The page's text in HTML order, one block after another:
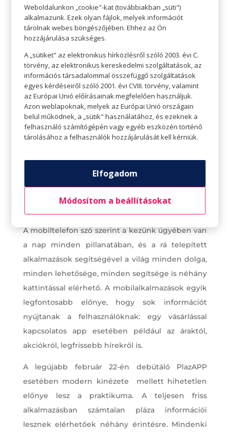
mindenre létezik egy mobil alkalmazás, a
legújabb, legfrissebb aktualitásokra is, és erre
szükség is van, hiszen az emberek nagy része
problémájára.
A mobiltelefon szó szerint a kezünk ügyében van
a nap minden pillanatában, és a rá telepített
alkalmazások segítségével a világ minden dolga,
minden lehetősége, minden segítsége is néhány
kattintással elérhető. A mobilalkalmazások egyik
legfontosabb előnye, hogy sok információt
nyújtanak a felhasználóknak: egy vásárlással
kapcsolatos app esetében például az áraktól,
akciókról, legfrissebb hírekről is.
A legújabb február 22-én debütáló PlazAPP
esetében modern kinézete mellett hihetetlen
előnye lesz a praktikuma. A teljesen friss
alkalmazásban számtalan pláza információi
lesznek elérhetőek néhány érintésre. Mindenki
Weboldalunkon „cookie"-kat (továbbiakban „süti")
alkalmazunk. Ezek olyan fájlok, melyek információt
tárolnak webes böngészőjében. Ehhez az Ön
hozzájárulása szükséges.
A „sütiket" az elektronikus hírközlésről szóló 2003. évi C.
törvény, az elektronikus kereskedelmi szolgáltatások, az
információs társadalommal összefüggő szolgáltatások
egyes kérdéseiről szóló 2001. évi CVIII. törvény, valamint
az Európai Unió előírásainak megfelelően használjuk.
Azon weblapoknak, melyek az Európai Unió országain
belül működnek, a „sütik" használatához, és ezeknek a
felhasználó számítógépén vagy egyéb eszközén történő
tárolásához a felhasználók hozzájárulását kell kérniük.
Elfogadom
Módosítom a beállításokat